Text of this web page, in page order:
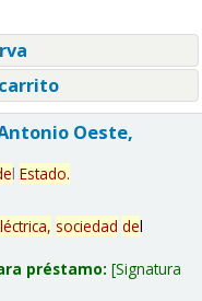
Oeste,
l Estado.
sociedad del
préstamo: Signatura